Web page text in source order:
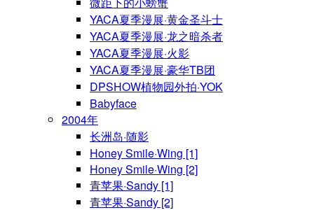
YACA夏季漫展·黄金圣斗士
YACA夏季漫展·龙之暗杀者
YACA夏季漫展·火影
YACA夏季漫展·豪华TB团
DPSHOW植物园外拍·YOK
Babyface
2004年
长洲岛·随影
Honey Smile·Wing [1]
Honey Smile·Wing [2]
青苹果·Sandy [1]
青苹果·Sandy [2]